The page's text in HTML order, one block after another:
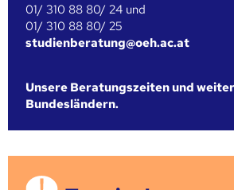
01/ 310 88 80/ 24 und
01/ 310 88 80/ 25
studienberatung@oeh.ac.at
Unsere Beratungszeiten und
Bundesländern.